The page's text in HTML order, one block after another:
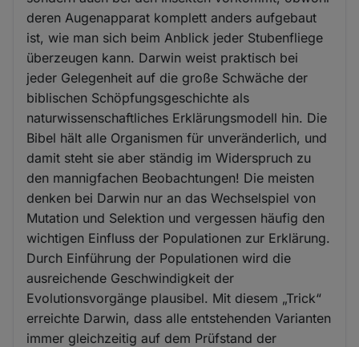
deren Augenapparat komplett anders aufgebaut
ist, wie man sich beim Anblick jeder Stubenfliege
überzeugen kann. Darwin weist praktisch bei
jeder Gelegenheit auf die große Schwäche der
biblischen Schöpfungsgeschichte als
naturwissenschaftliches Erklärungsmodell hin. Die
Bibel hält alle Organismen für unveränderlich, und
damit steht sie aber ständig im Widerspruch zu
den mannigfachen Beobachtungen! Die meisten
denken bei Darwin nur an das Wechselspiel von
Mutation und Selektion und vergessen häufig den
wichtigen Einfluss der Populationen zur Erklärung.
Durch Einführung der Populationen wird die
ausreichende Geschwindigkeit der
Evolutionsvorgänge plausibel. Mit diesem „Trick“
erreichte Darwin, dass alle entstehenden Varianten
immer gleichzeitig auf dem Prüfstand der